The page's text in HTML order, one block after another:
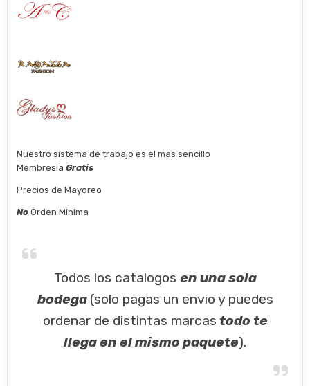
Nuestro sistema de trabajo es el mas sencillo
MembresiaGratis
Precios de Mayoreo
No Orden Minima
Todos los catalogos en una sola
bodega (solo pagas un envio y puedes
ordenar de distintas marcas todo te
llega en el mismo paquete).